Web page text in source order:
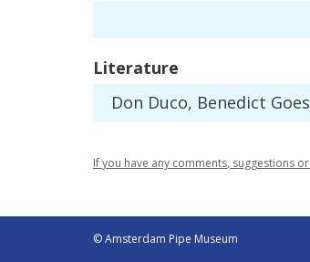
Literature
Don Duco, Benedict Goes
Ifyou have any comments, suggestions or
© Amsterdam Pipe Museum